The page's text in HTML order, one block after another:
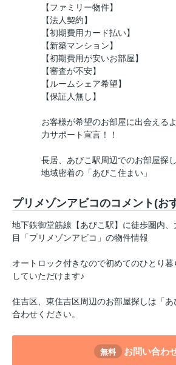
【ファミリー物件】
【法人契約】
【初期費用カード払い】
【新築マンション】
【初期費用が安いお部屋】
【審査が不安】
【ルームシェア希望】
【保証人無し】
お客様が希望のお部屋に出会える
力サポート宣言！！
長居、あびこ駅周辺でのお部屋探
地域密着の「あびこ住まい」
プリメゾンアビコのコメント(お
地下鉄御堂筋線【あびこ駅】に徒歩圏内
目「プリメゾンアビコ」の物件情報
オートロック付きなので初めてのひとり
していただけます♪
住吉区、東住吉区周辺のお部屋探しは「
合わせください。
無料 お問い合わ